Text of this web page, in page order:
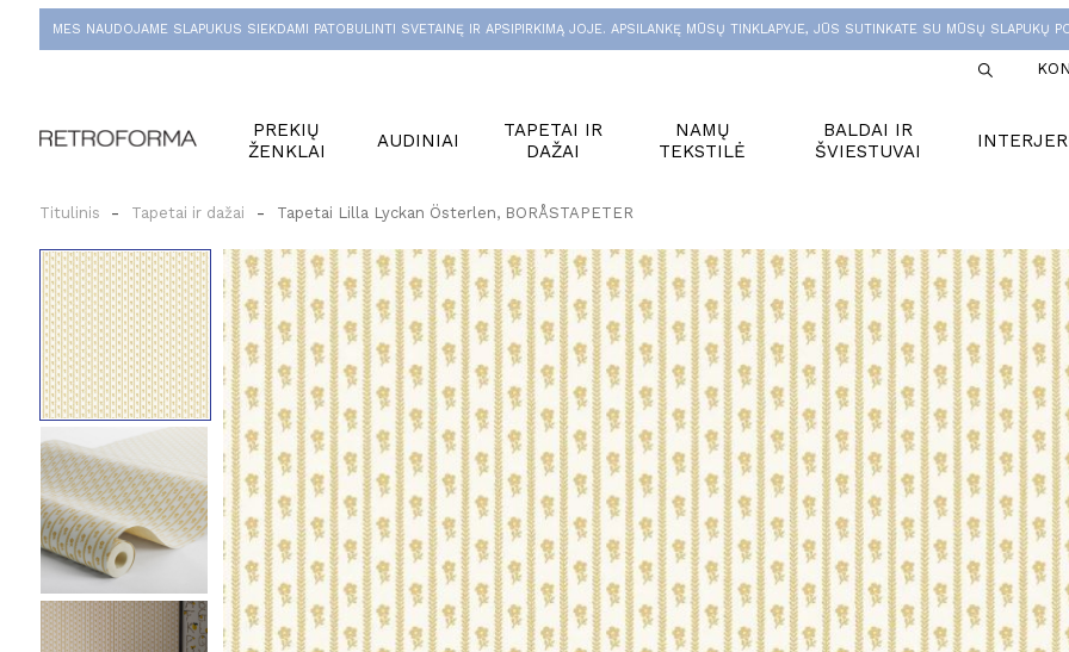
MES NAUDOJAME SLAPUKUS SIEKDAMI PATOBULINTI SVETAINĘ IR APSIPIRKIMĄ JOJE. APSILANKĘ MŪSŲ TINKLAPYJE, JŪS SUTINKATE SU MŪSŲ SLAPUKŲ
PREKIŲ
ŽENKLAI
AUDINIAI
TAPETAI IR
DAŽAI
NAMŲ
TEKSTILĖ
BALDAI IR
ŠVIESTUVAI
Titulinis Tapetai ir dažai Tapetai Lilla Lyckan Österlen, BORÅSTAPETER